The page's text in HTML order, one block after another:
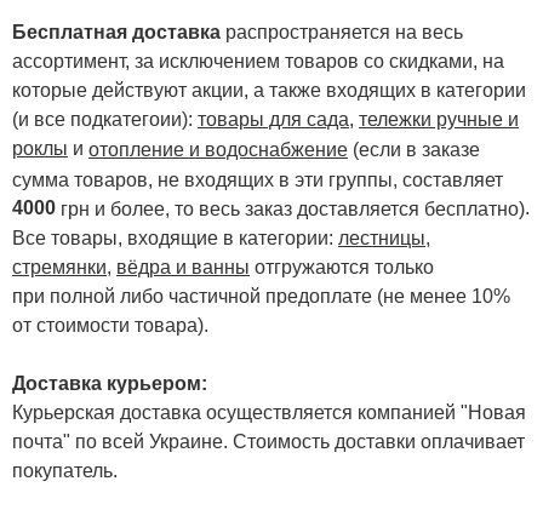
Бесплатная доставка распространяется на весь
ассортимент, за исключением товаров со скидками, на
которые действуют акции, а также входящих в категории
(и все подкатегоии): товары для сада, тележки ручные и
роклы и отопление и водоснабжение (если в заказе
сумма товаров, не входящих в эти группы, составляет
4000 грн и более, то весь заказ доставляется бесплатно).
Все товары, входящие в категории: лестницы,
стремянки, вёдра и ванны отгружаются только
при полной либо частичной предоплате (не менее 10%
от стоимости товара).
Доставка курьером:
Курьерская доставка осуществляется компанией "Новая
почта" по всей Украине. Стоимость доставки оплачивает
покупатель.